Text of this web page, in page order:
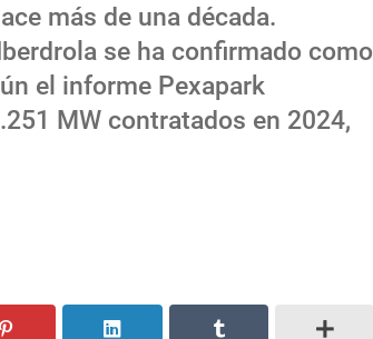
más de una década.
se ha confirmado como
el informe Pexapark
MW contratados en 2024,